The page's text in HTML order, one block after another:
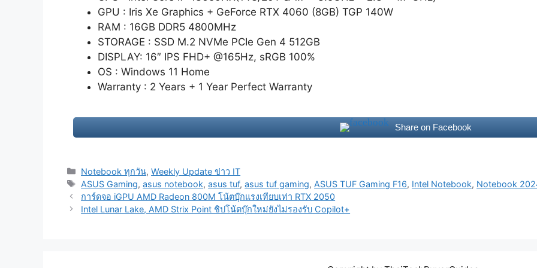
GPU : Iris Xe Graphics + GeForce RTX 4060 (8GB) TGP 140W
RAM : 16GB DDR5 4800MHz
STORAGE : SSD M.2 NVMe PCIe Gen 4 512GB
DISPLAY: 16″ IPS FHD+ @165Hz, sRGB 100%
OS : Windows 11 Home
Warranty : 2 Years + 1 Year Perfect Warranty
Share on Facebook
Categories
Notebook ทุกวัน,Weekly Update ข่าว IT
Tags
ASUS Gaming,asus notebook,asus tuf,asus tuf gaming, ASUS TUF Gaming F16, Intel Notebook, Notebook
Post
navigation
การ์ดจอ iGPU AMD Radeon 800M โน้ตบุ๊กแรงเทียบเท่า RTX 2050
Intel Lunar Lake, AMD Strix Point ชิปโน้ตบุ๊กใหม่ยังไม่รองรับ Copilot+